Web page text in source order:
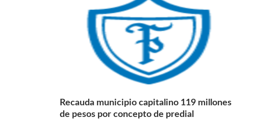
Recauda municipio capitalino 119 millones
de pesos por concepto de predial